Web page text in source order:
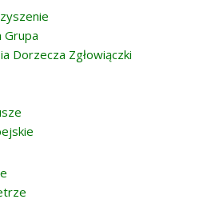
Grupa
Dorzecza Zgłowiączki